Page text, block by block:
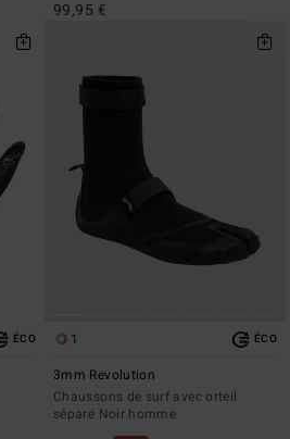
99,95 €
ÉCO 1 ÉCO
3mm Revolution
Chaussons de surf avec orteil
séparé Noir homme